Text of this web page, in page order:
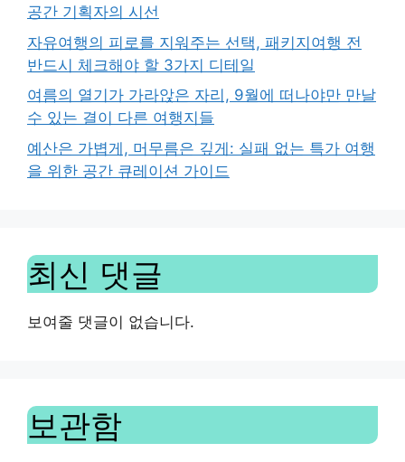
공간 기획자의 시선
자유여행의 피로를 지워주는 선택, 패키지여행 전
반드시 체크해야 할 3가지 디테일
여름의 열기가 가라앉은 자리, 9월에 떠나야만 만날
수 있는 결이 다른 여행지들
예산은 가볍게, 머무름은 깊게: 실패 없는 특가 여행
을 위한 공간 큐레이션 가이드
최신 댓글
보여줄 댓글이 없습니다.
보관함